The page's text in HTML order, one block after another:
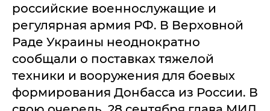
российские военнослужащие и
регулярная армия РФ. В Верховной
Раде Украины неоднократно
сообщали о поставках тяжелой
техники и вооружения для боевых
формирования Донбасса из России. В